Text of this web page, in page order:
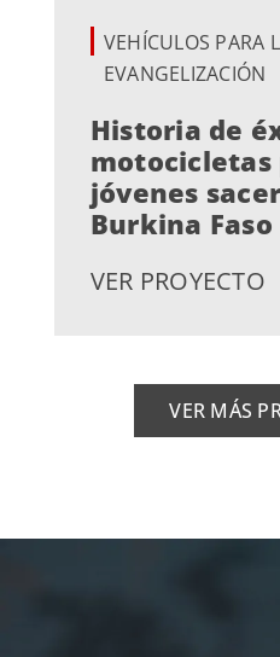
VEHÍCULOS PARA
EVANGELIZACIÓN
Historia de
motocicletas
jóvenes
Burkina Faso
VER PROYECTO
VER MÁS